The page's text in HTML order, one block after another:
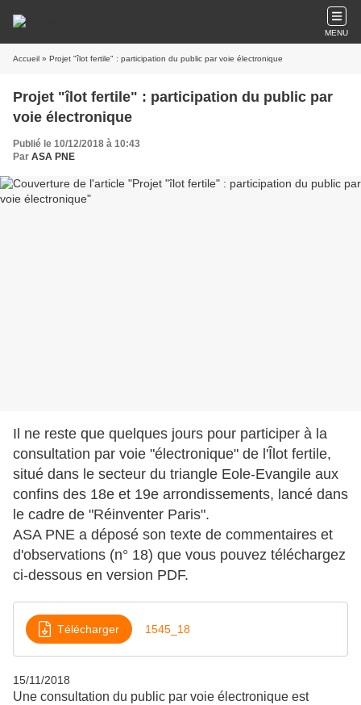
MENU
Accueil » Projet "îlot fertile" : participation du public par voie électronique
Projet "îlot fertile" : participation du public par
voie électronique
Publié le 10/12/2018 à 10:43
Par ASA PNE
Il ne reste que quelques jours pour participer à la
consultation par voie "électronique" de l'Îlot fertile,
situé dans le secteur du triangle Eole-Evangile aux
confins des 18e et 19e arrondissements, lancé dans
le cadre de "Réinventer Paris".
ASA PNE a déposé son texte de commentaires et
d'observations (n° 18) que vous pouvez téléchargez
ci-dessous en version PDF.
Télécharger 1545_18
15/11/2018
Une consultation du public par voie électronique est